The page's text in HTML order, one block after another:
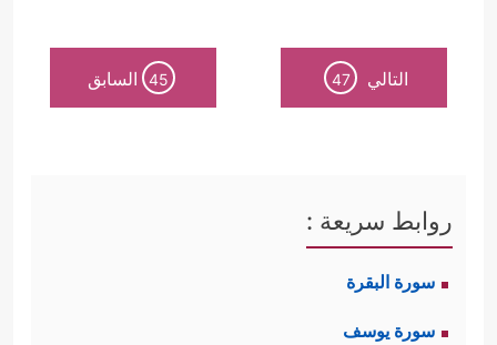
التالي 47
45 السابق
روابط سريعة :
سورة البقرة
سورة يوسف